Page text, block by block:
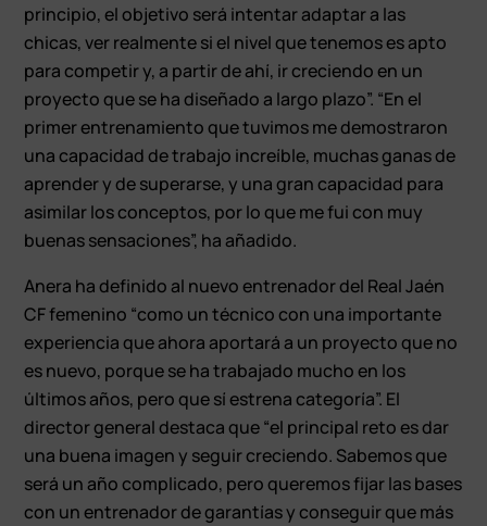
principio, el objetivo será intentar adaptar a las
chicas, ver realmente si el nivel que tenemos es apto
para competir y, a partir de ahí, ir creciendo en un
proyecto que se ha diseñado a largo plazo”. “En el
primer entrenamiento que tuvimos me demostraron
una capacidad de trabajo increíble, muchas ganas de
aprender y de superarse, y una gran capacidad para
asimilar los conceptos, por lo que me fui con muy
buenas sensaciones”, ha añadido.
Anera ha definido al nuevo entrenador del Real Jaén
CF femenino “como un técnico con una importante
experiencia que ahora aportará a un proyecto que no
es nuevo, porque se ha trabajado mucho en los
últimos años, pero que sí estrena categoría”. El
director general destaca que “el principal reto es dar
una buena imagen y seguir creciendo. Sabemos que
será un año complicado, pero queremos fijar las bases
con un entrenador de garantías y conseguir que más